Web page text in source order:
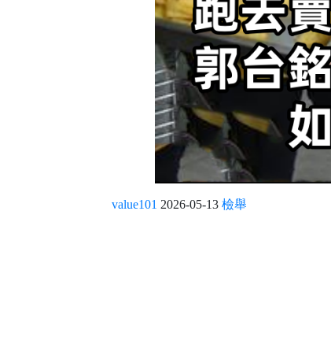
value101 2026-05-13 檢舉